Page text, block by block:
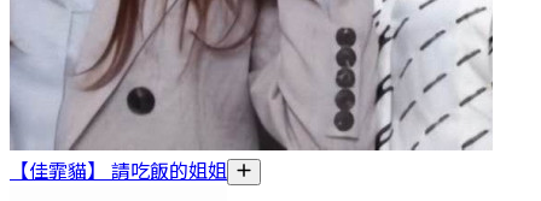
【佳霏貓】 請吃飯的姐姐